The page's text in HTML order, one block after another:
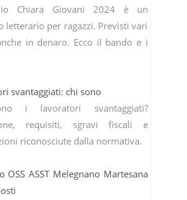
Chiara Giovani 2024 è un
letterario per ragazzi. Previsti vari
in denaro. Ecco il bando e i
svantaggiati: chi sono
i lavoratori svantaggiati?
requisiti, sgravi fiscali e
riconosciute dalla normativa.
OSS ASST Melegnano Martesana